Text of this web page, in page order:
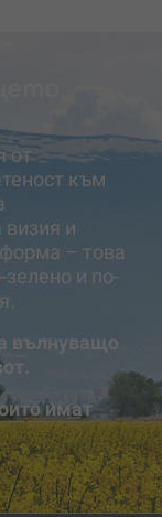
от
към
и
– това
и по-
вълнуващо
имат